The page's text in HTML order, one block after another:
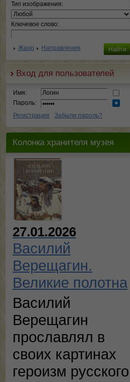
Тип изображения:
Ключевое слово:
Жанр Направления
Вход для пользователей
Имя:
Пароль:
Регистрация
Забыли пароль?
Колонка хранителя музея
27.01.2026
Василий
Верещагин.
Великие полотна
Василий
Верещагин
прославлял в
своих картинах
героизм русского